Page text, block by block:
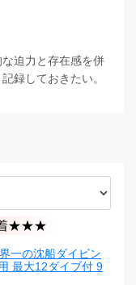
迫力と存在感を併
録しておきたい。
着★★★
一の沈船ダイビン
最大12ダイブ付 9